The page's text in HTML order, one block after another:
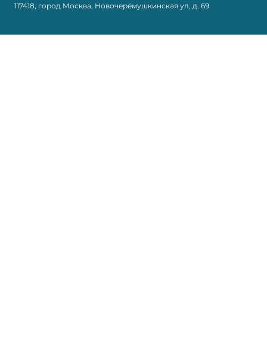
117418, город Москва, Новочерёмушкинская ул, д. 69